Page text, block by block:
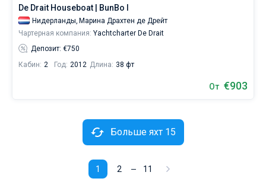
De Drait Houseboat | BunBo I
Нидерланды, Марина Драхтен де Дрейт
Чартерная компания: Yachtcharter De Drait
Депозит: €750
Кабин: 2 Год: 2012 Длина: 38 фт
От €903
1 2 11
Больше яхт 15